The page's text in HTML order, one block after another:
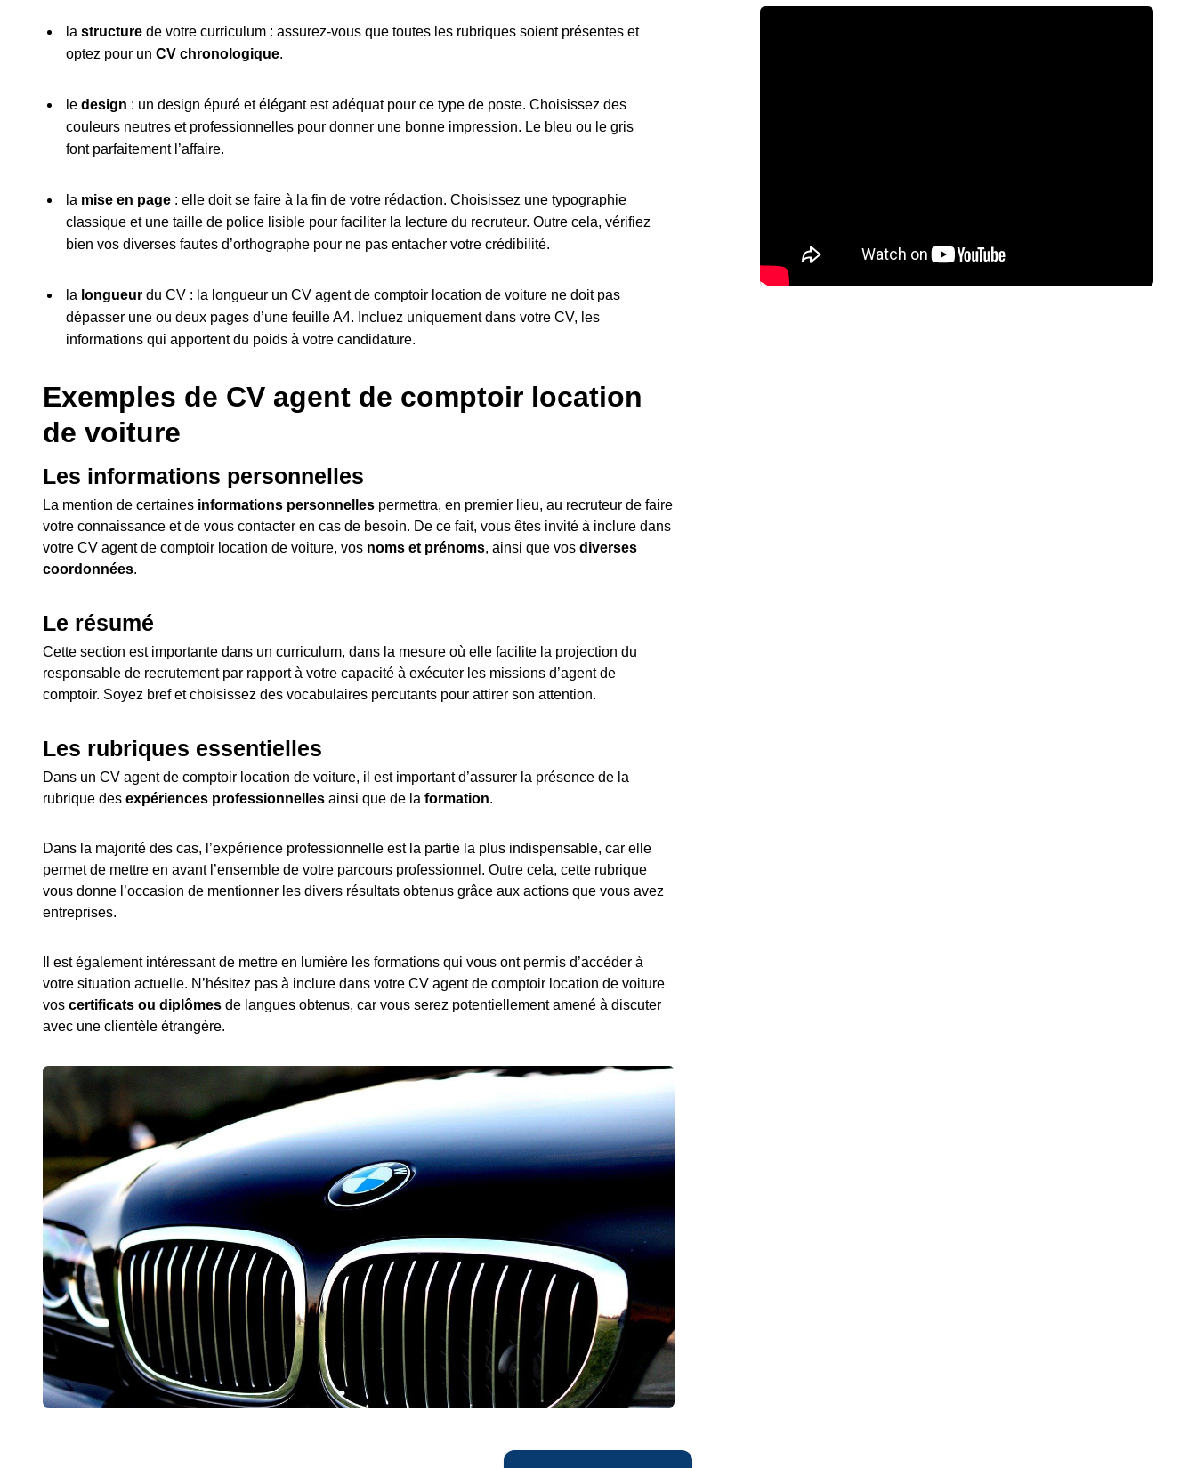
la structurede votre curriculum : assurez-vous que toutes les rubriques soient présentes et
optez pour un CV chronologique.
le design : un design épuré et élégant est adéquat pour ce type de poste. Choisissez des
couleurs neutres et professionnelles pour donner une bonne impression. Le bleu ou le gris
font parfaitement l’affaire.
la mise en page: elle doit se faire à la fin de votre rédaction. Choisissez une typographie
classique et une taille de police lisible pour faciliter la lecture du recruteur. Outre cela, vérifiez
bien vos diverses fautes d’orthographe pour ne pas entacher votre crédibilité.
la longueurdu CV : la longueur un CV agent de comptoir location de voiture ne doit pas
dépasser une ou deux pages d’une feuille A4. Incluez uniquement dans votre CV, les
informations qui apportent du poids à votre candidature.
Exemples de CV agent de comptoir location
de voiture
Les informations personnelles
La mention de certaines informations personnelles permettra, en premier lieu, au recruteur de faire
votre connaissance et de vous contacter en cas de besoin. De ce fait, vous êtes invité à inclure dans
votre CV agent de comptoir location de voiture, vos noms et prénoms, ainsi que vos diverses
coordonnées.
Le résumé
Cette section est importante dans un curriculum, dans la mesure où elle facilite la projection du
responsable de recrutement par rapport à votre capacité à exécuter les missions d’agent de
comptoir. Soyez bref et choisissez des vocabulaires percutants pour attirer son attention.
Les rubriques essentielles
Dans un CV agent de comptoir location de voiture, il est important d’assurer la présence de la
rubrique des expériences professionnelles ainsi que de la formation.
Dans la majorité des cas, l’expérience professionnelle est la partie la plus indispensable, car elle
permet de mettre en avant l’ensemble de votre parcours professionnel. Outre cela, cette rubrique
vous donne l’occasion de mentionner les divers résultats obtenus grâce aux actions que vous avez
entreprises.
Il est également intéressant de mettre en lumière les formations qui vous ont permis d’accéder à
votre situation actuelle. N’hésitez pas à inclure dans votre CV agent de comptoir location de voiture
vos certificats ou diplômes de langues obtenus, car vous serez potentiellement amené à discuter
avec une clientèle étrangère.